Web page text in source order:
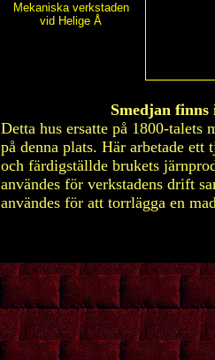
Mekaniska verkstaden
vid Helige Å
Smedjan
Detta hus ersatte på 1800-talets
på denna plats. Här arbetade
och färdigställde brukets
användes för verkstadens drift
användes för att torrlägga en